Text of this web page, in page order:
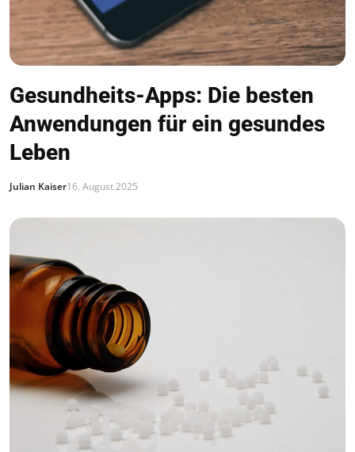
Gesundheits-Apps: Die besten
Anwendungen für ein gesundes
Leben
Julian Kaiser16. August 2025